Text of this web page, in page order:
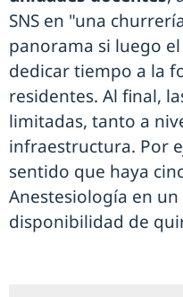
SNS en "una
panorama si luego
dedicar tiempo a la
residentes. Al final,
limitadas, tanto a
infraestructura. Por
sentido que haya
Anestesiología en
disponibilidad de